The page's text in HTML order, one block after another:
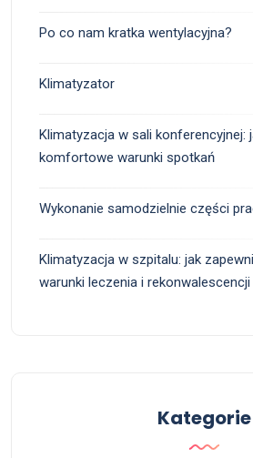
Po co nam kratka wentylacyjna?
Klimatyzator
Klimatyzacja w sali konferencyjnej:
komfortowe warunki spotkań
Wykonanie samodzielnie części
Klimatyzacja w szpitalu: jak
warunki leczenia i rekonwalescencji
Kategorie